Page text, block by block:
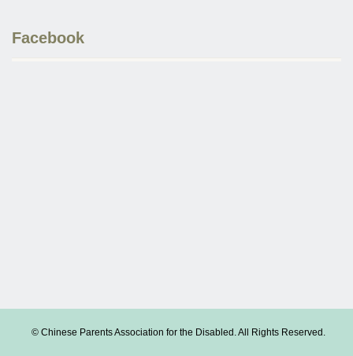
Facebook
© Chinese Parents Association for the Disabled. All Rights Reserved.